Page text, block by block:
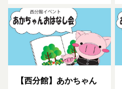
【西分館】あかちゃん